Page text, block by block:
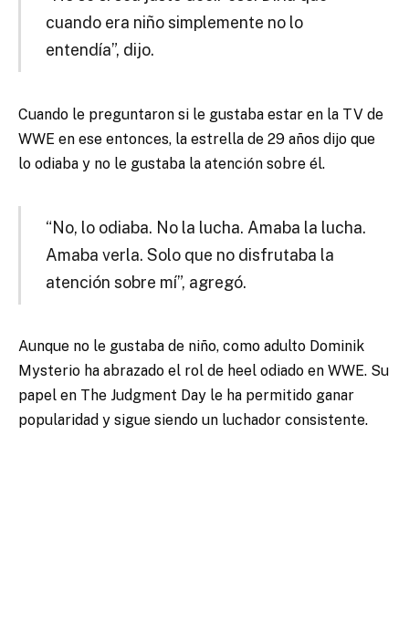
cuando era niño simplemente no lo
entendía”, dijo.
Cuando le preguntaron si le gustaba estar en la TV de
WWE en ese entonces, la estrella de 29 años dijo que
lo odiaba y no le gustaba la atención sobre él.
“No, lo odiaba. No la lucha. Amaba la lucha.
Amaba verla. Solo que no disfrutaba la
atención sobre mí”, agregó.
Aunque no le gustaba de niño, como adulto Dominik
Mysterio ha abrazado el rol de heel odiado en WWE. Su
papel en The Judgment Day le ha permitido ganar
popularidad y sigue siendo un luchador consistente.